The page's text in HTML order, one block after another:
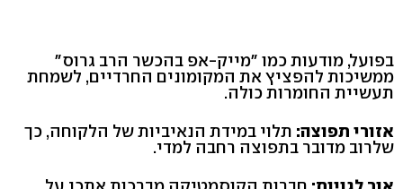
בפועל, מודעות כמו "מייק-אפ בהכשר הרב גרוס"
ממשיכות להפציץ את המקומונים החרדיים, לשמחת
תעשיית החומרות כולה.
אזורי תפוצה: תלוי במידת הנאיביות של הלקוחה, כך
שלרוב מדובר בתפוצה רחבה למדי.